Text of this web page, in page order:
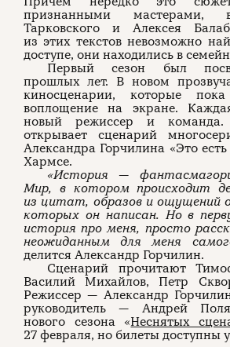
признанными мастерами,
Тарковского и Алексея
из этих текстов невозможно
доступе, они находились в
Первый сезон был
прошлых лет. В новом
киносценарии, которые
воплощение на экране.
новый режиссер и команда.
открывает сценарий
Александра Горчилина «Это
Хармсе.
«История —
Мир, в котором происходит
из цитат, образов и ощущений
которых он написан. Но в
история про меня, просто
неожиданным для меня
делится Александр Горчилин.
Сценарий прочитают
Василий Михайлов, Петр
Режиссер — Александр
руководитель — Андрей
нового сезона «Неснятых
27 февраля, но билеты доступны
О проекте
Команда
Авторы
Журнал
ЧТИВО ДОМ
YouTube
Telegram
VK